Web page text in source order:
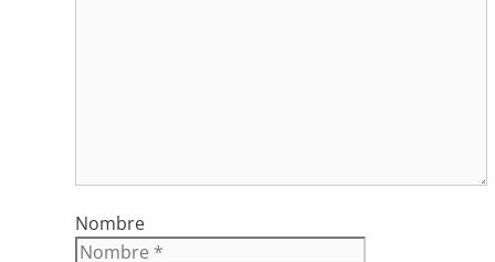
Nombre